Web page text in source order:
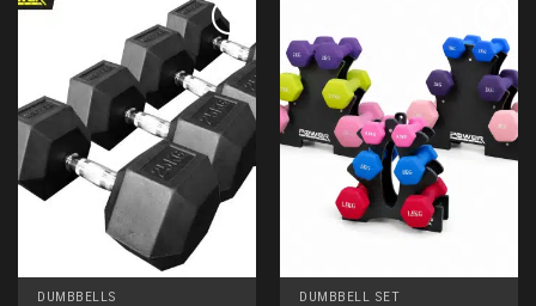
variants.
The
options
may
be
chosen
Add to
Wishlist
DUMBBELLS
Add to
Wishlist
DUMBBELL SET